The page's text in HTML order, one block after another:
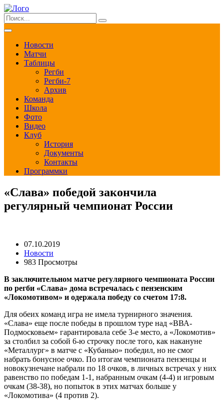
Новости
Матчи
Таблицы
Регби
Регби-7
Архив
Команда
Школа
Фото
Видео
Клуб
История
Документы
Контакты
Программки
«Слава» победой закончила
регулярный чемпионат России
07.10.2019
Новости
983 Просмотры
В заключительном матче регулярного чемпионата России
по регби «Слава» дома встречалась с пензенским
«Локомотивом» и одержала победу со счетом 17:8.
Для обеих команд игра не имела турнирного значения.
«Слава» еще после победы в прошлом туре над «ВВА-
Подмосковьем» гарантировала себе 3-е место, а «Локомотив»
за столбил за собой 6-ю строчку после того, как накануне
«Металлург» в матче с «Кубанью» победил, но не смог
набрать бонусное очко. По итогам чемпионата пензенцы и
новокузнечане набрали по 18 очков, в личных встречах у них
равенство по победам 1-1, набранным очкам (4-4) и игровым
очкам (38-38), но попыток в этих матчах больше у
«Локомотива» (4 против 2).